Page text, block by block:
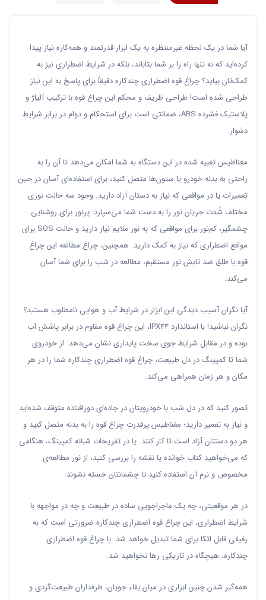
آیا شما در یک لحظه غیرمنتظره به یک ابزار قدرتمند و همه‌کاره نیاز پیدا
کرده‌اید که نه تنها راه را بر شما بتاباند، بلکه در شرایط اضطراری نیز به
کمک‌تان بیاید؟ چراغ قوه اضطراری چندکاره دقیقاً برای پاسخ به این نیاز
طراحی شده است! طراحی ظریف و محکم این چراغ قوه با ترکیب آلیاژ و
پلاستیک فشرده ABS، ضمانتی است برای استحکام و دوام در برابر شرایط
دشوار.
مغناطیس تعبیه شده در این دستگاه به شما امکان می‌دهد تا آن را به
راحتی به بدنه خودرو یا ستون‌ها متصل کنید، برای استفاده‌ای آسان در حین
تعمیرات یا در مواقعی که نیاز به دستان آزاد دارید. وجود سه حالت نوری
مختلف شُدت جریان نور را به دست شما می‌سپارد: پرنور برای روشنایی
چشمگیر، کم‌نور برای مواقعی که به نور ملایم نیاز دارید و حالت SOS برای
مواقع اضطراری که نیاز به کمک دارید. همچنین، چراغ مطالعه این چراغ
قوه با طلق ضد تابش نور مستقیم، مطالعه در شب را برای شما آسان
می‌کند.
آیا نگران آسیب دیدگی این ابزار در شرایط آب و هوایی نامطلوب هستید؟
نگران نباشید! با استاندارد IPX44، این چراغ قوه مقاوم در برابر پاشش آب
بوده و در مقابل شرایط جوی سخت پایداری نشان می‌دهد. از خودروی
شما تا کمپینگ در دل طبیعت، چراغ قوه اضطراری چندکاره شما را در هر
مکان و هر زمان همراهی می‌کند.
تصور کنید که در دل شب با خودرویتان در جاده‌ای دورافتاده متوقف شده‌اید
و نیاز به تعمیر دارید؛ مغناطیس پرقدرت چراغ قوه را به بدنه متصل کنید و
هر دو دستتان آزاد است تا کار کنند. یا در تفریحات شبانه کمپینگ، هنگامی
که می‌خواهید کتاب خوانده یا نقشه را بررسی کنید، از نور مطالعه‌ی
مخصوص و نرم آن استفاده کنید تا چشمانتان خسته نشوند.
در هر موقعیتی، چه یک ماجراجویی ساده در طبیعت و چه در مواجهه با
شرایط اضطراری، این چراغ قوه اضطراری چندکاره ضرورتی است که به
رفیقی قابل اتکا برای شما تبدیل خواهد شد. با چراغ قوه اضطراری
چندکاره، هیچگاه در تاریکی رها نخواهید شد.
همه‌گیر شدن چنین ابزاری در میان بقاء جویان، طرفداران طبیعت‌گردی و